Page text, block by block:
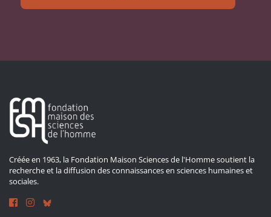
Créée en 1963, la Fondation Maison Sciences de l'Homme soutient la
recherche et la diffusion des connaissances en sciences humaines et
sociales.